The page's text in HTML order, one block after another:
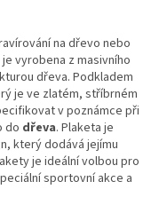
na dřevo nebo
je vyrobena z masivního
dřeva. Podkladem
je ve zlatém, stříbrném
v poznámce při
do dřeva. Plaketa je
který dodává jejímu
je ideální volbou pro
sportovní akce a